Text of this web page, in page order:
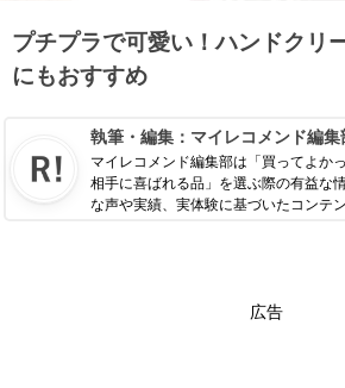
プチプラで可愛い！ハンドクリ
にもおすすめ
執筆・編集： マイレコメンド編集
マイレコメンド編集部は「買ってよか
相手に喜ばれる品」を選ぶ際の有益な
な声や実績、実体験に基づいたコンテ
広告